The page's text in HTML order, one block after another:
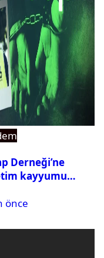
Derneği’ne
kayyumu
önce